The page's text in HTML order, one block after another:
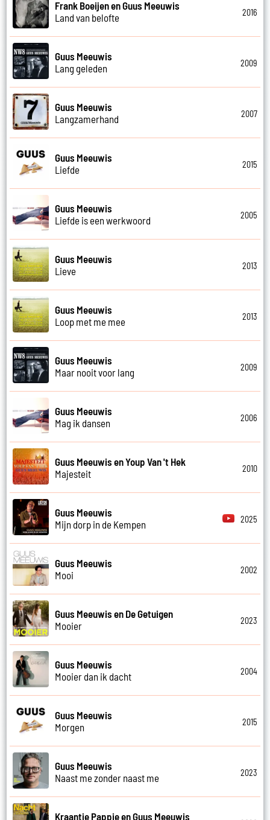
Frank Boeijen en Guus Meeuwis
Land van belofte
2016
Guus Meeuwis
Lang geleden
2009
Guus Meeuwis
Langzamerhand
2007
Guus Meeuwis
Liefde
2015
Guus Meeuwis
Liefde is een werkwoord
2005
Guus Meeuwis
Lieve
2013
Guus Meeuwis
Loop met me mee
2013
Guus Meeuwis
Maar nooit voor lang
2009
Guus Meeuwis
Mag ik dansen
2006
Guus Meeuwis en Youp Van 't Hek
Majesteit
2010
Guus Meeuwis
Mijn dorp in de Kempen
2025
Guus Meeuwis
Mooi
2002
Guus Meeuwis en De Getuigen
Mooier
2023
Guus Meeuwis
Mooier dan ik dacht
2004
Guus Meeuwis
Morgen
2015
Guus Meeuwis
Naast me zonder naast me
2023
Kraantje Pappie en Guus Meeuwis